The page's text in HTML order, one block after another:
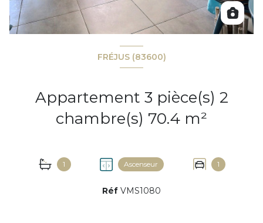
FRÉJUS (83600)
Appartement 3 pièce(s) 2
chambre(s) 70.4 m²
1 Ascenseur 1
Réf VMS1080